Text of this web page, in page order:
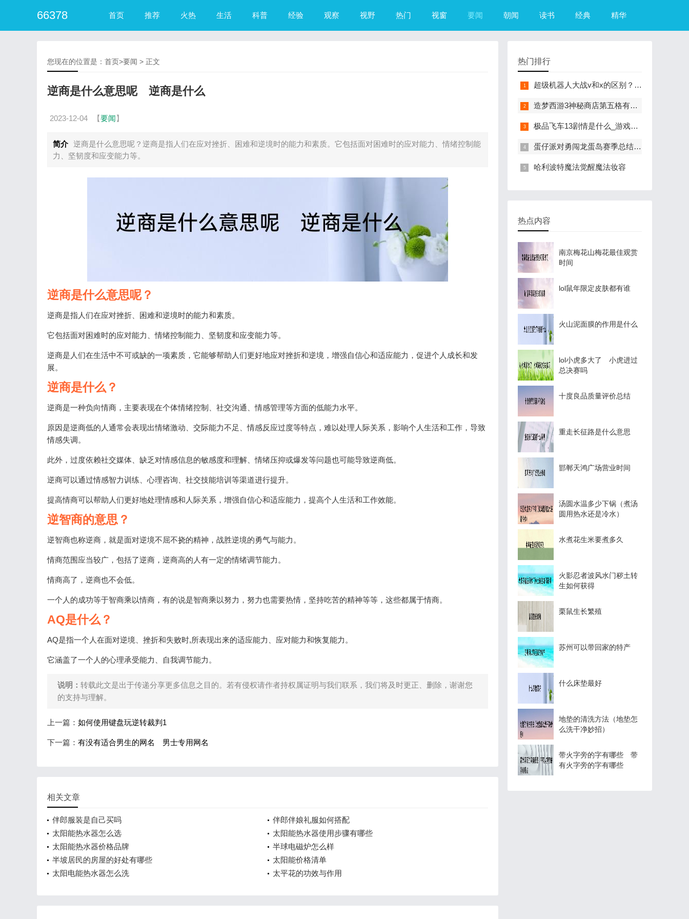
66378 首页 推荐 火热 生活 科普 经验 观察 视野 热门 视窗 要闻 朝闻 读书 经典 精华
您现在的位置是： 首页>要闻 > 正文
逆商是什么意思呢 逆商是什么
2023-12-04 【要闻】
简介 逆商是什么意思呢？逆商是指人们在应对挫折、困难和逆境时的能力和素质。它包括面对困难时的应对能力、情绪控制能
力、坚韧度和应变能力等。
逆商是什么意思呢？
逆商是指人们在应对挫折、困难和逆境时的能力和素质。
它包括面对困难时的应对能力、情绪控制能力、坚韧度和应变能力等。
逆商是人们在生活中不可或缺的一项素质，它能够帮助人们更好地应对挫折和逆境，增强自信心和适应能力，促进个人成长和发
展。
逆商是什么？
逆商是一种负向情商，主要表现在个体情绪控制、社交沟通、情感管理等方面的低能力水平。
原因是逆商低的人通常会表现出情绪激动、交际能力不足、情感反应过度等特点，难以处理人际关系，影响个人生活和工作，导致
情感失调。
此外，过度依赖社交媒体、缺乏对情感信息的敏感度和理解、情绪压抑或爆发等问题也可能导致逆商低。
逆商可以通过情感智力训练、心理咨询、社交技能培训等渠道进行提升。
提高情商可以帮助人们更好地处理情感和人际关系，增强自信心和适应能力，提高个人生活和工作效能。
逆智商的意思？
逆智商也称逆商，就是面对逆境不屈不挠的精神，战胜逆境的勇气与能力。
情商范围应当较广，包括了逆商，逆商高的人有一定的情绪调节能力。
情商高了，逆商也不会低。
一个人的成功等于智商乘以情商，有的说是智商乘以努力，努力也需要热情，坚持吃苦的精神等等，这些都属于情商。
AQ是什么？
AQ是指一个人在面对逆境、挫折和失败时,所表现出来的适应能力、应对能力和恢复能力。
它涵盖了一个人的心理承受能力、自我调节能力。
说明： 转载此文是出于传递分享更多信息之目的。若有侵权请作者持权属证明与我们联系，我们将及时更正、删除，谢谢您
的支持与理解。
上一篇： 如何使用键盘玩逆转裁判1
下一篇： 有没有适合男生的网名 男士专用网名
相关文章
伴郎服装是自己买吗
伴郎伴娘礼服如何搭配
太阳能热水器怎么选
太阳能热水器使用步骤有哪些
太阳能热水器价格品牌
半球电磁炉怎么样
半坡居民的房屋的好处有哪些
太阳能价格清单
太阳电能热水器怎么洗
太平花的功效与作用
热门排行
超级机器人大战v和x的区别？（超级机器人大战R）
造梦西游3神秘商店第五格有什么？（造梦西游3摇光石）
极品飞车13剧情是什么_游戏？（极品飞车13中文版）
蛋仔派对勇闯龙蛋岛赛季总结来咯
哈利波特魔法觉醒魔法妆容
热点内容
南京梅花山梅花最佳观赏
时间
lol鼠年限定皮肤都有谁
火山泥面膜的作用是什么
lol小虎多大了 小虎进过
总决赛吗
十度良品质量评价总结
重走长征路是什么意思
邯郸天鸿广场营业时间
汤圆水温多少下锅（煮汤
圆用热水还是冷水）
水煮花生米要煮多久
火影忍者波风水门秽土转
生如何获得
栗鼠生长繁殖
苏州可以带回家的特产
什么床垫最好
地垫的清洗方法（地垫怎
么洗干净妙招）
带火字旁的字有哪些 带
有火字旁的字有哪些